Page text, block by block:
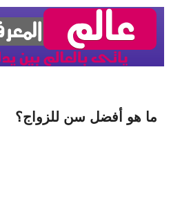
ما هو أفضل سن للزواج؟